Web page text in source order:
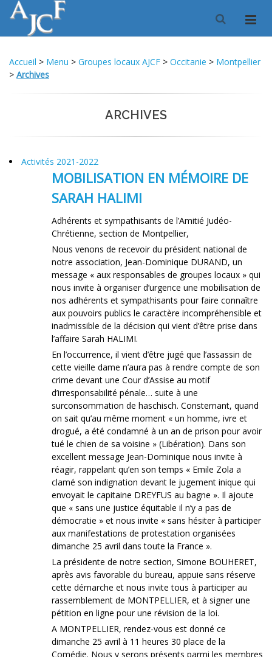
Accueil > Menu > Groupes locaux AJCF > Occitanie > Montpellier
> Archives
ARCHIVES
Activités 2021-2022
MOBILISATION EN MÉMOIRE DE
SARAH HALIMI
Adhérents et sympathisants de l’Amitié Judéo-
Chrétienne, section de Montpellier,
Nous venons de recevoir du président national de
notre association, Jean-Dominique DURAND, un
message « aux responsables de groupes locaux » qui
nous invite à organiser d’urgence une mobilisation de
nos adhérents et sympathisants pour faire connaître
aux pouvoirs publics le caractère incompréhensible et
inadmissible de la décision qui vient d’être prise dans
l’affaire Sarah HALIMI.
En l’occurrence, il vient d’être jugé que l’assassin de
cette vieille dame n’aura pas à rendre compte de son
crime devant une Cour d’Assise au motif
d’irresponsabilité pénale… suite à une
surconsommation de haschisch. Consternant, quand
on sait qu’au même moment « un homme, ivre et
drogué, a été condamné à un an de prison pour avoir
tué le chien de sa voisine » (Libération). Dans son
excellent message Jean-Dominique nous invite à
réagir, rappelant qu’en son temps « Emile Zola a
clamé son indignation devant le jugement inique qui
envoyait le capitaine DREYFUS au bagne ». Il ajoute
que « sans une justice équitable il n’y a pas de
démocratie » et nous invite « sans hésiter à participer
aux manifestations de protestation organisées
dimanche 25 avril dans toute la France ».
La présidente de notre section, Simone BOUHERET,
après avis favorable du bureau, appuie sans réserve
cette démarche et nous invite tous à participer au
rassemblement de MONTPELLIER, et à signer une
pétition en ligne pour une révision de la loi.
A MONTPELLIER, rendez-vous est donné ce
dimanche 25 avril à 11 heures 30 place de la
Comédie. Nous y serons présents parmi les membres